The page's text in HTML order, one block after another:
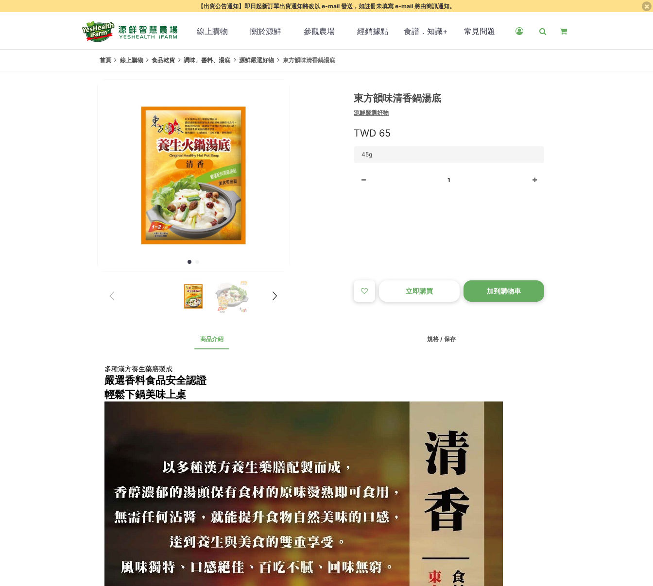
【出貨公告通知】即日起新訂單出貨通知將改以 e-mail 發送，如註冊未填寫 e-mail 將由簡訊通知。
線上購物 關於源鮮 參觀農場 經銷據點 食譜．知識+ 常見問題
首頁 線上購物 食品乾貨 調味、醬料、湯底 源鮮嚴選好物 東方韻味清香鍋湯底
東方韻味清香鍋湯底
源鮮嚴選好物
65
45g
1
立即購買 加到購物車
商品介紹 規格 / 保存
多種漢方養生藥膳製成
嚴選香料食品安全認證
輕鬆下鍋美味上桌